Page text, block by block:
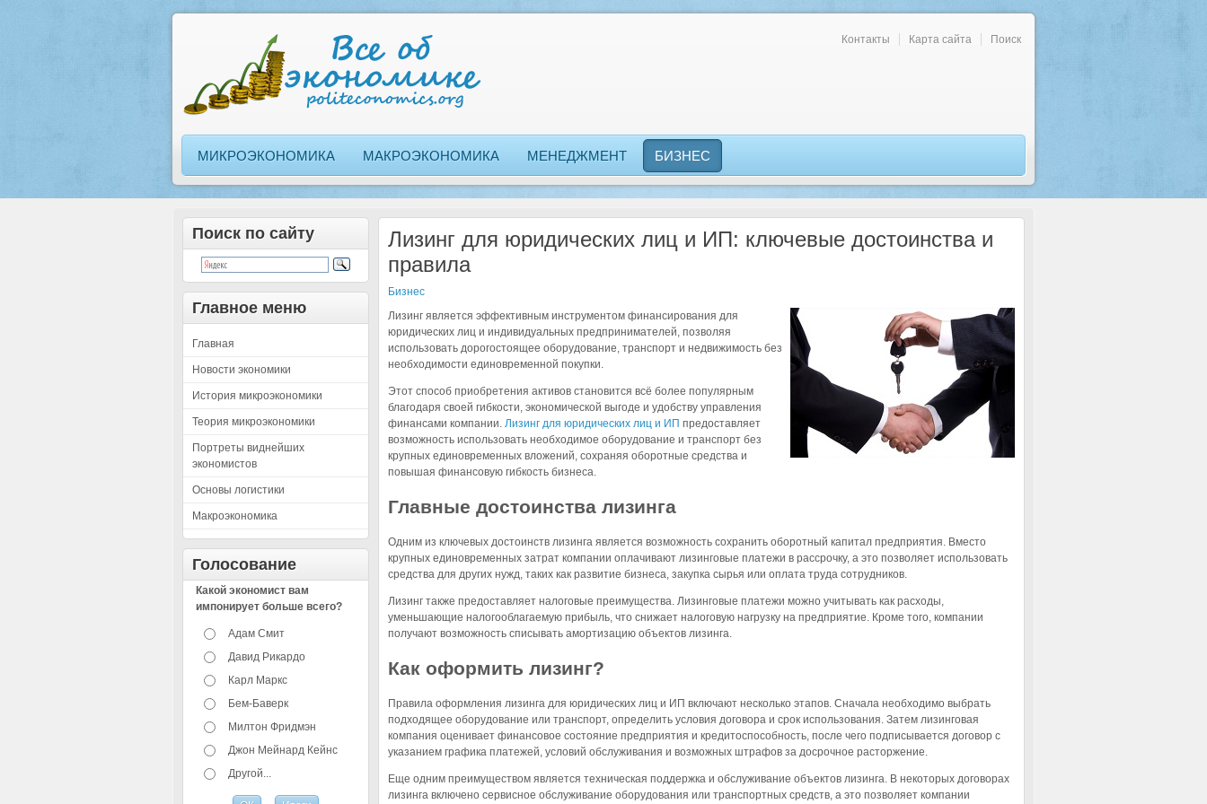
Контакты Карта сайта Поиск
МИКРОЭКОНОМИКА МАКРОЭКОНОМИКА МЕНЕДЖМЕНТ БИЗНЕС
Поиск по сайту
Главное меню
Главная
Новости экономики
История микроэкономики
Теория микроэкономики
Портреты виднейших
экономистов
Основы логистики
Макроэкономика
Голосование
Какой экономист вам
импонирует больше всего?
Адам Смит
Давид Рикардо
Карл Маркс
Бем-Баверк
Милтон Фридмэн
Джон Мейнард Кейнс
Другой...
Лизинг для юридических лиц и ИП: ключевые достоинства и
правила
Бизнес
Лизинг является эффективным инструментом финансирования для
юридических лиц и индивидуальных предпринимателей, позволяя
использовать дорогостоящее оборудование, транспорт и недвижимость без
необходимости единовременной покупки.
Этот способ приобретения активов становится всё более популярным
благодаря своей гибкости, экономической выгоде и удобству управления
финансами компании.Лизинг для юридических лиц и ИП предоставляет
возможность использовать необходимое оборудование и транспорт без
крупных единовременных вложений, сохраняя оборотные средства и
повышая финансовую гибкость бизнеса.
Главные достоинства лизинга
Одним из ключевых достоинств лизинга является возможность сохранить оборотный капитал предприятия. Вместо
крупных единовременных затрат компании оплачивают лизинговые платежи в рассрочку, а это позволяет использовать
средства для других нужд, таких как развитие бизнеса, закупка сырья или оплата труда сотрудников.
Лизинг также предоставляет налоговые преимущества. Лизинговые платежи можно учитывать как расходы,
уменьшающие налогооблагаемую прибыль, что снижает налоговую нагрузку на предприятие. Кроме того, компании
получают возможность списывать амортизацию объектов лизинга.
Как оформить лизинг?
Правила оформления лизинга для юридических лиц и ИП включают несколько этапов. Сначала необходимо выбрать
подходящее оборудование или транспорт, определить условия договора и срок использования. Затем лизинговая
компания оценивает финансовое состояние предприятия и кредитоспособность, после чего подписывается договор с
указанием графика платежей, условий обслуживания и возможных штрафов за досрочное расторжение.
Еще одним преимуществом является техническая поддержка и обслуживание объектов лизинга. В некоторых договорах
лизинга включено сервисное обслуживание оборудования или транспортных средств, а это позволяет компании